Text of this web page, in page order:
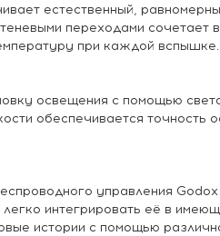
естественный,
переходами сочетает
при каждой вспышке.
освещения с помощью
обеспечивается точность
управления
интегрировать её в
истории с помощью